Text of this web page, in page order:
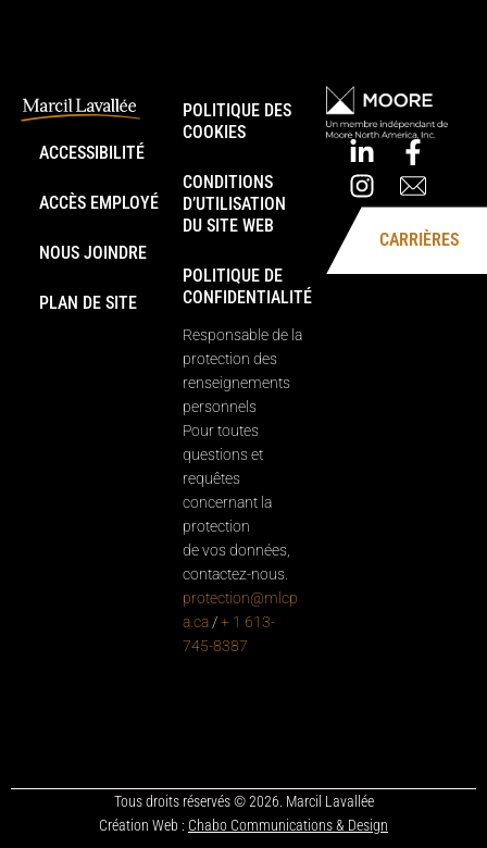
ACCESSIBILITÉ
ACCÈS EMPLOYÉ
NOUS JOINDRE
PLAN DE SITE
POLITIQUE DES
COOKIES
CONDITIONS
D’UTILISATION
DU SITE WEB
POLITIQUE DE
CONFIDENTIALITÉ
Responsable de la
protection des
renseignements
personnels
Pour toutes
questions et
requêtes
concernant la
protection
de vos données,
contactez-nous.
protection@mlcp
a.ca /+ 1 613-
745-8387
CARRIÈRES
Tous droits réservés © 2026. Marcil Lavallée
Création Web : Chabo Communications & Design